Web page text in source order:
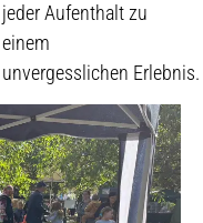
jeder Aufenthalt zu
einem
unvergesslichen Erlebnis.